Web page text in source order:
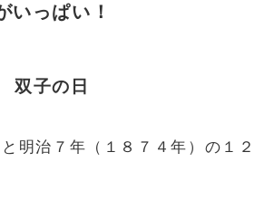
いっぱい！
双子の日
明治７年（１８７４年）の１２